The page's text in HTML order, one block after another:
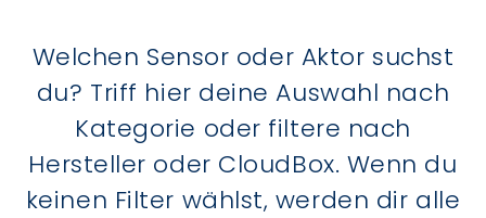
Welchen Sensor oder Aktor suchst
du? Triff hier deine Auswahl nach
Kategorie oder filtere nach
Hersteller oder CloudBox. Wenn du
keinen Filter wählst, werden dir alle